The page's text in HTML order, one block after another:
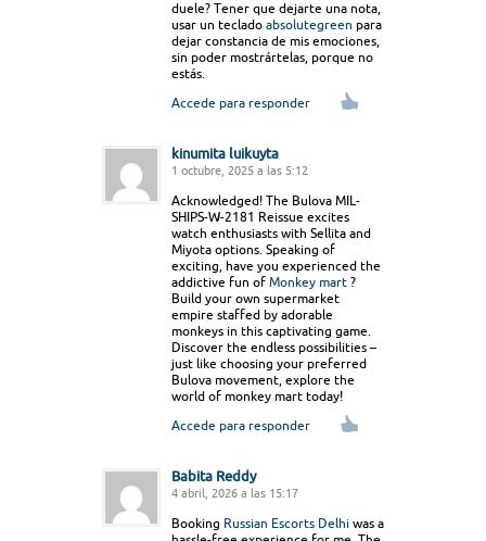
duele? Tener que dejarte una nota,
usar un teclado absolutegreen para
dejar constancia de mis emociones,
sin poder mostrártelas, porque no
estás.
Accede para responder
kinumita luikuyta
1 octubre, 2025 a las 5:12
Acknowledged! The Bulova MIL-
SHIPS-W-2181 Reissue excites
watch enthusiasts with Sellita and
Miyota options. Speaking of
exciting, have you experienced the
addictive fun of Monkey mart ?
Build your own supermarket
empire staffed by adorable
monkeys in this captivating game.
Discover the endless possibilities –
just like choosing your preferred
Bulova movement, explore the
world of monkey mart today!
Accede para responder
Babita Reddy
4 abril, 2026 a las 15:17
Booking Russian Escorts Delhi was a